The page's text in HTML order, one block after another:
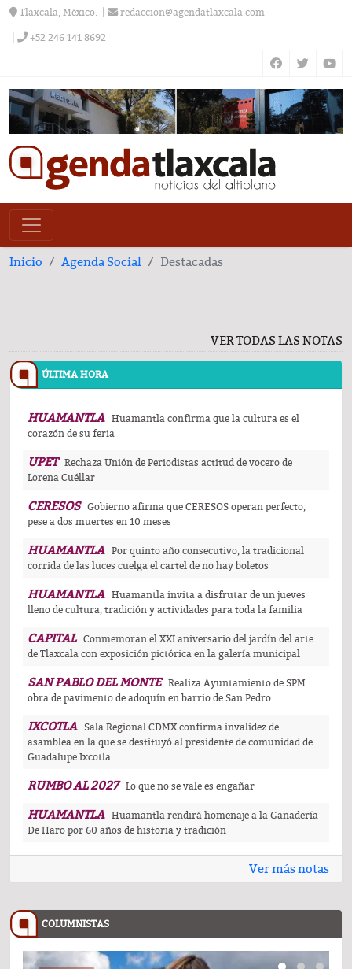
Tlaxcala, México. redaccion@agendatlaxcala.com
+52 246 141 8692
Inicio Agenda Social Destacadas
VER TODAS LAS NOTAS
ÚLTIMA HORA
HUAMANTLA
Huamantla confirma que la cultura es el
corazón de su feria
UPET
Rechaza Unión de Periodistas actitud de vocero de
Lorena Cuéllar
CERESOS
Gobierno afirma que CERESOS operan perfecto,
pese a dos muertes en 10 meses
HUAMANTLA
Por quinto año consecutivo, la tradicional
corrida de las luces cuelga el cartel de no hay boletos
HUAMANTLA
Huamantla invita a disfrutar de un jueves
lleno de cultura, tradición y actividades para toda la familia
CAPITAL
Conmemoran el XXI aniversario del jardín del arte
de Tlaxcala con exposición pictórica en la galería municipal
SAN PABLO DEL MONTE
Realiza Ayuntamiento de SPM
obra de pavimento de adoquín en barrio de San Pedro
IXCOTLA
Sala Regional CDMX confirma invalidez de
asamblea en la que se destituyó al presidente de comunidad de
Guadalupe Ixcotla
RUMBO AL 2027 Lo que no se vale es engañar
HUAMANTLA
Huamantla rendirá homenaje a la Ganadería
De Haro por 60 años de historia y tradición
Ver más notas
COLUMNISTAS